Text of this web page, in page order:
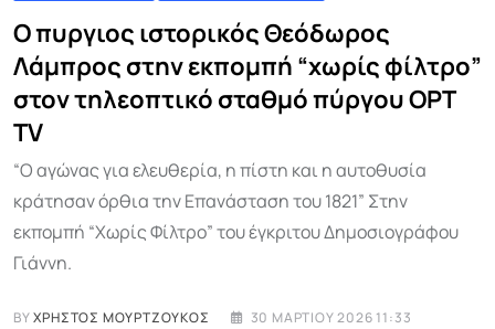
Ο πυργιος ιστορικός Θεόδωρος
Λάμπρος στην εκπομπή “χωρίς φίλτρο”
στον τηλεοπτικό σταθμό πύργου ΟΡΤ
TV
“Ο αγώνας για ελευθερία, η πίστη και η αυτοθυσία
κράτησαν όρθια την Επανάσταση του 1821” Στην
εκπομπή “Χωρίς Φίλτρο” του έγκριτου Δημοσιογράφου
Γιάννη.
BYΧΡΉΣΤΟΣ ΜΟΥΡΤΖΟΎΚΟΣ 30 ΜΑΡΤΊΟΥ 2026 11:33